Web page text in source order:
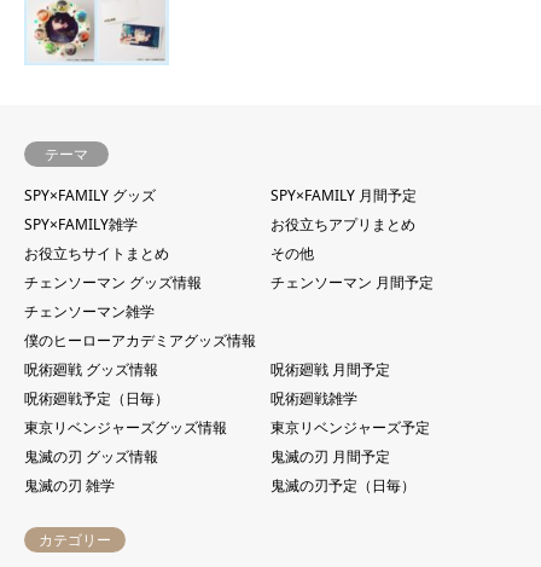
テーマ
SPY×FAMILY グッズ
SPY×FAMILY 月間予定
SPY×FAMILY雑学
お役立ちアプリまとめ
お役立ちサイトまとめ
その他
チェンソーマン グッズ情報
チェンソーマン 月間予定
チェンソーマン雑学
僕のヒーローアカデミアグッズ情報
呪術廻戦 グッズ情報
呪術廻戦 月間予定
呪術廻戦予定（日毎）
呪術廻戦雑学
東京リベンジャーズグッズ情報
東京リベンジャーズ予定
鬼滅の刃 グッズ情報
鬼滅の刃 月間予定
鬼滅の刃 雑学
鬼滅の刃予定（日毎）
カテゴリー